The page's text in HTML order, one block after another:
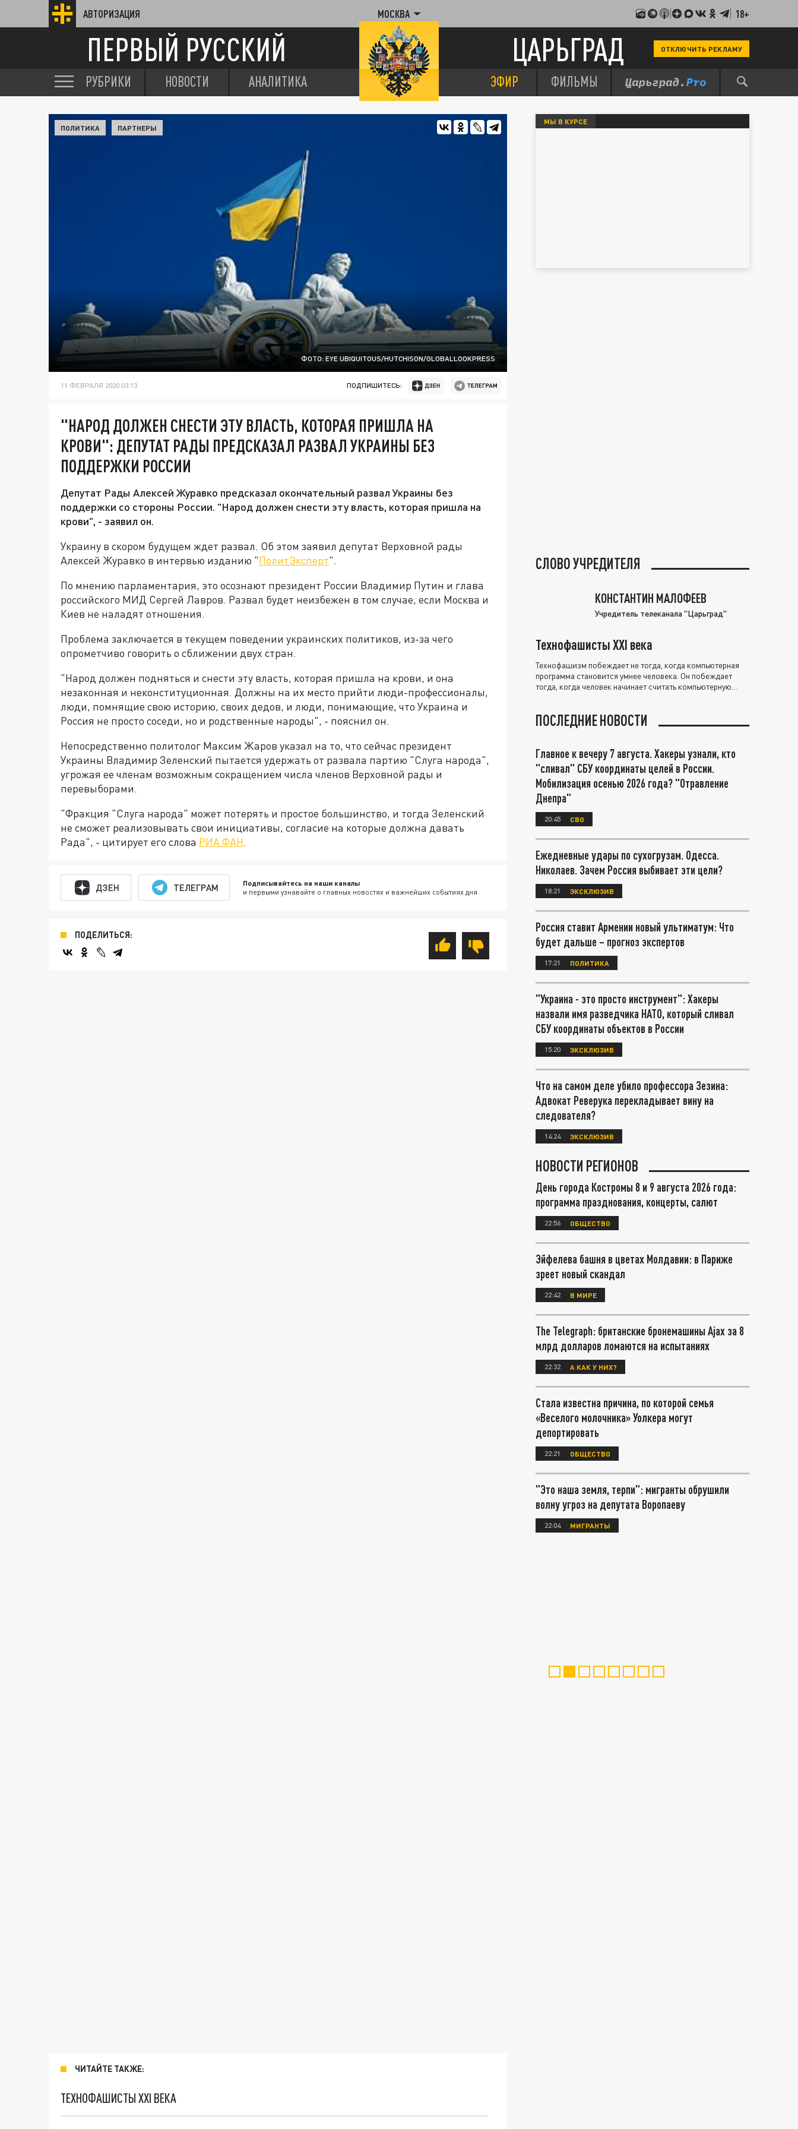
АВТОРИЗАЦИЯ МОСКВА 18+
ПЕРВЫЙ РУССКИЙ ЦАРЬГРАД ОТКЛЮЧИТЬ РЕКЛАМУ
РУБРИКИ НОВОСТИ АНАЛИТИКА ЭФИР ФИЛЬМЫ
ФОТО: EYE UBIQUITOUS/HUTCHISON/GLOBALLOOKPRESS
ПОЛИТИКА ПАРТНЕРЫ
11 ФЕВРАЛЯ 2020 03:13 ПОДПИШИТЕСЬ:
"НАРОД ДОЛЖЕН СНЕСТИ ЭТУ ВЛАСТЬ, КОТОРАЯ ПРИШЛА НА
КРОВИ": ДЕПУТАТ РАДЫ ПРЕДСКАЗАЛ РАЗВАЛ УКРАИНЫ БЕЗ
ПОДДЕРЖКИ РОССИИ
Депутат Рады Алексей Журавко предсказал окончательный развал Украины без
поддержки со стороны России. "Народ должен снести эту власть, которая пришла на
крови", - заявил он.
Украину в скором будущем ждет развал. Об этом заявил депутат Верховной рады
Алексей Журавко в интервью изданию "ПолитЭксперт".
По мнению парламентария, это осознают президент России Владимир Путин и глава
российского МИД Сергей Лавров. Развал будет неизбежен в том случае, если Москва и
Киев не наладят отношения.
Проблема заключается в текущем поведении украинских политиков, из-за чего
опрометчиво говорить о сближении двух стран.
"Народ должен подняться и снести эту власть, которая пришла на крови, и она
незаконная и неконституционная. Должны на их место прийти люди-профессионалы,
люди, помнящие свою историю, своих дедов, и люди, понимающие, что Украина и
Россия не просто соседи, но и родственные народы", - пояснил он.
Непосредственно политолог Максим Жаров указал на то, что сейчас президент
Украины Владимир Зеленский пытается удержать от развала партию "Слуга народа",
угрожая ее членам возможным сокращением числа членов Верховной рады и
перевыборами.
"Фракция "Слуга народа" может потерять и простое большинство, и тогда Зеленский
не сможет реализовывать свои инициативы, согласие на которые должна давать
Рада", - цитирует его слова РИА ФАН.
ДЗЕН ТЕЛЕГРАМ Подписывайтесь на наши каналы
и первыми узнавайте о главных новостях и важнейших событиях дня.
ПОДЕЛИТЬСЯ:
ЧИТАЙТЕ ТАКЖЕ:
ТЕХНОФАШИСТЫ XXI ВЕКА
МЫ В КУРСЕ
СЛОВО УЧРЕДИТЕЛЯ
КОНСТАНТИН МАЛОФЕЕВ
Учредитель телеканала "Царьград"
Технофашисты XXI века
Технофашизм побеждает не тогда, когда компьютерная
программа становится умнее человека. Он побеждает
тогда, когда человек начинает считать компьютерную
ПОСЛЕДНИЕ НОВОСТИ
Главное к вечеру 7 августа. Хакеры узнали, кто
"сливал" СБУ координаты целей в России.
Мобилизация осенью 2026 года? "Отравление
Днепра"
20:45 СВО
Ежедневные удары по сухогрузам. Одесса.
Николаев. Зачем Россия выбивает эти цели?
18:21 ЭКСКЛЮЗИВ
Россия ставит Армении новый ультиматум: Что
будет дальше – прогноз экспертов
17:21 ПОЛИТИКА
"Украина - это просто инструмент": Хакеры
назвали имя разведчика НАТО, который сливал
СБУ координаты объектов в России
15:20 ЭКСКЛЮЗИВ
Что на самом деле убило профессора Зезина:
Адвокат Реверука перекладывает вину на
следователя?
14:24 ЭКСКЛЮЗИВ
НОВОСТИ РЕГИОНОВ
День города Костромы 8 и 9 августа 2026 года:
программа празднования, концерты, салют
22:56 ОБЩЕСТВО
Эйфелева башня в цветах Молдавии: в Париже
зреет новый скандал
22:42 В МИРЕ
The Telegraph: британские бронемашины Ajax за 8
млрд долларов ломаются на испытаниях
22:32 А КАК У НИХ?
Стала известна причина, по которой семья
«Веселого молочника» Уолкера могут
депортировать
22:21 ОБЩЕСТВО
"Это наша земля, терпи": мигранты обрушили
волну угроз на депутата Воропаеву
22:04 МИГРАНТЫ